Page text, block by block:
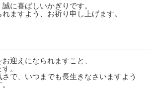
に喜ばしいかぎりです。
ますよう、お祈り申し上げます。
迎えになられますこと、
。
で、いつまでも長生きなさいますよう